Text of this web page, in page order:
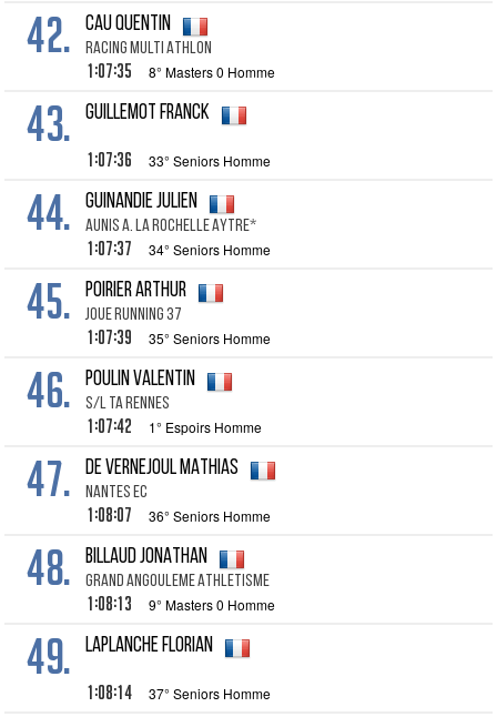
42. CAU QUENTIN
RACING MULTI ATHLON
1:07:35 8° Masters 0 Homme
43. GUILLEMOT FRANCK
1:07:36 33° Seniors Homme
44. GUINANDIE JULIEN
AUNIS A. LA ROCHELLE AYTRE*
1:07:37 34° Seniors Homme
45. POIRIER ARTHUR
JOUE RUNNING 37
1:07:39 35° Seniors Homme
46. POULIN VALENTIN
S/L TA RENNES
1:07:42 1° Espoirs Homme
47. DE VERNEJOUL MATHIAS
NANTES EC
1:08:07 36° Seniors Homme
48. BILLAUD JONATHAN
GRAND ANGOULEME ATHLETISME
1:08:13 9° Masters 0 Homme
49. LAPLANCHE FLORIAN
1:08:14 37° Seniors Homme